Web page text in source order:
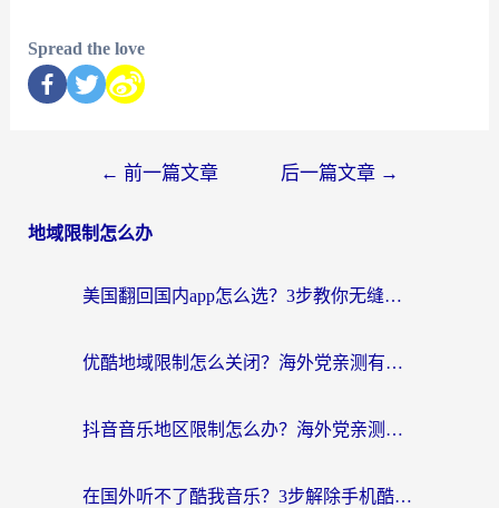
Spread the love
← 前一篇文章 后一篇文章 →
地域限制怎么办
美国翻回国内app怎么选？3步教你无缝刷剧、登12123、访问国内网站
优酷地域限制怎么关闭？海外党亲测有效的追剧加速器选择指南
抖音音乐地区限制怎么办？海外党亲测有效的听歌自由指南
在国外听不了酷我音乐？3步解除手机酷我音乐海外限制，附实测好用加速器